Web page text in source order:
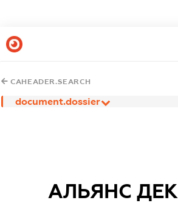
CAHEADER.SEARCH
document.dossier
АЛЬЯНС ДЕК